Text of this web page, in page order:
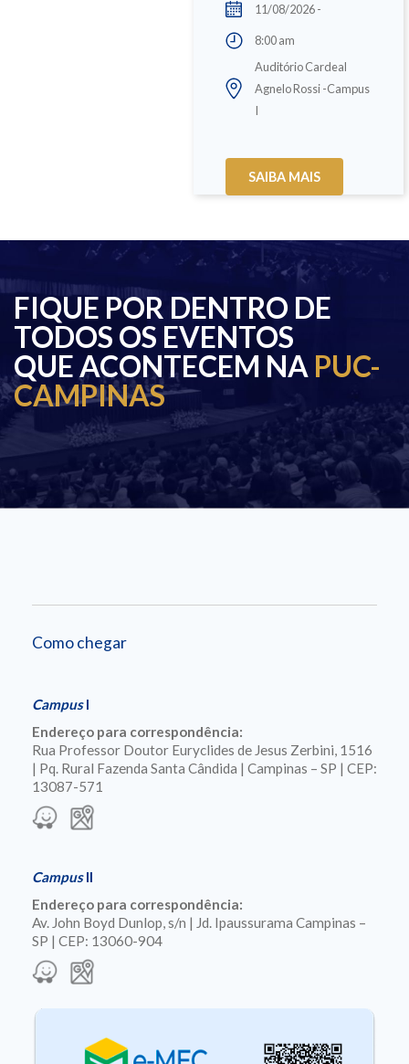
11/08/2026 -
8:00 am
Auditório Cardeal
Agnelo Rossi -Campus
I
SAIBA MAIS
FIQUE POR DENTRO DE
TODOS OS EVENTOS
QUE ACONTECEM NA PUC-
CAMPINAS
Como chegar
CampusI
Endereço para correspondência:
Rua Professor Doutor Euryclides de Jesus Zerbini, 1516
| Pq. Rural Fazenda Santa Cândida | Campinas – SP | CEP:
13087-571
CampusII
Endereço para correspondência:
Av. John Boyd Dunlop, s/n | Jd. Ipaussurama Campinas –
SP | CEP: 13060-904